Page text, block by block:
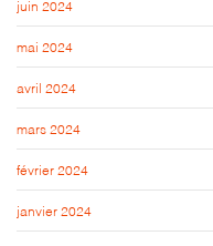
juin 2024
mai 2024
avril 2024
mars 2024
février 2024
janvier 2024